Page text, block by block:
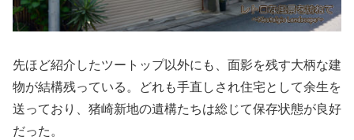
先ほど紹介したツートップ以外にも、面影を残す大柄な建
物が結構残っている。どれも手直しされ住宅として余生を
送っており、猪崎新地の遺構たちは総じて保存状態が良好
だった。